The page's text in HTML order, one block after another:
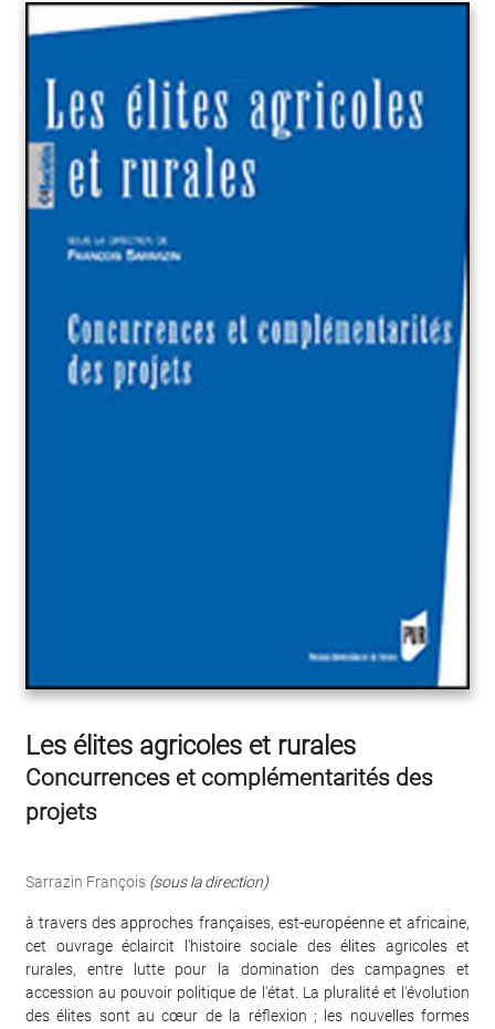
Les élites agricoles et rurales
Concurrences et complémentarités des
projets
Sarrazin François (sous la direction)
à travers des approches françaises, est-européenne et africaine,
cet ouvrage éclaircit l'histoire sociale des élites agricoles et
rurales, entre lutte pour la domination des campagnes et
accession au pouvoir politique de l'état. La pluralité et l'évolution
des élites sont au cœur de la réflexion ; les nouvelles formes